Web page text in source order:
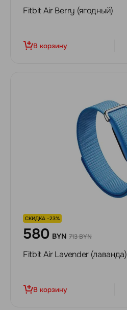
Fitbit Air Berry (ягодный)
В корзину
СКИДКА -23%
580 BYN 713 BYN
Fitbit Air Lavender (лаванда)
В корзину